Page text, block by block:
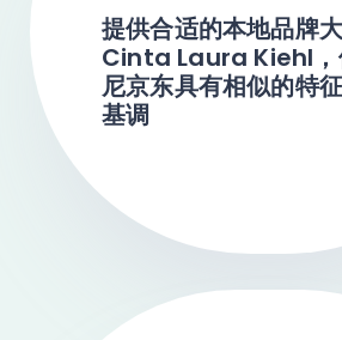
提供合适的本地品牌
Cinta Laura Kiehl，
尼京东具有相似的特
基调